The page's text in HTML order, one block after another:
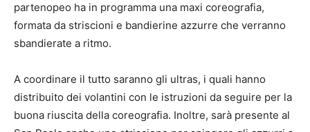
partenopeo ha in programma una maxi coreografia,
formata da striscioni e bandierine azzurre che verranno
sbandierate a ritmo.
A coordinare il tutto saranno gli ultras, i quali hanno
distribuito dei volantini con le istruzioni da seguire per la
buona riuscita della coreografia. Inoltre, sarà presente al